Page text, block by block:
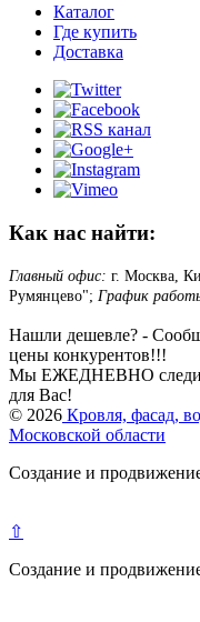
Каталог
Где купить
Доставка
Как нас найти:
Главный офис: г. Москва,
Румянцево"; График
Нашли дешевле? -
цены конкурентов!!!
Мы ЕЖЕДНЕВНО следим
для Вас!
© 2026 Кровля, фасад,
Московской области
Создание и
⇧
Создание и